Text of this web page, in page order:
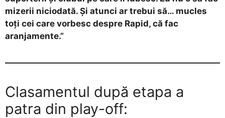
mizerii niciodată. Și atunci ar trebui să… mucles
toți cei care vorbesc despre Rapid, că fac
aranjamente.”
Clasamentul după etapa a
patra din play-off: